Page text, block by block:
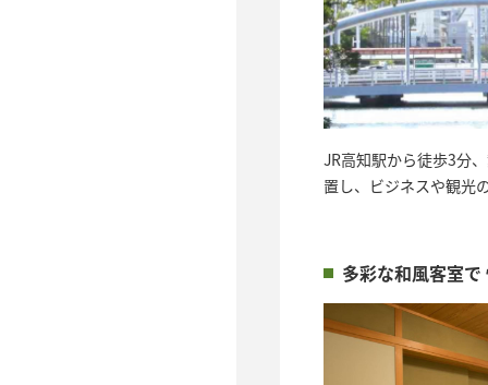
JR高知駅から徒歩3分
置し、ビジネスや観光
多彩な和風客室